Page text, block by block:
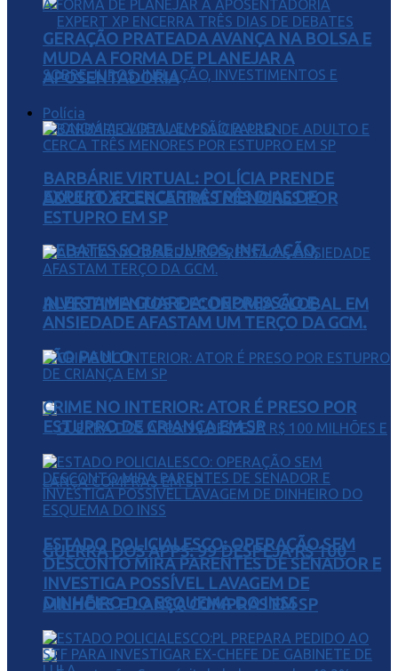
EXPERT XP ENCERRA TRÊS DIAS DE
DEBATES SOBRE JUROS, INFLAÇÃO,
INVESTIMENTOS E ECONOMIA GLOBAL EM
SÃO PAULO
GUERRA DOS APPS: 99 DESPEJA R$ 100
MILHÕES E LANÇA COMPRAS EM SP
GERAÇÃO PRATEADA AVANÇA NA BOLSA E
MUDA A FORMA DE PLANEJAR A
APOSENTADORIA
Polícia
BARBÁRIE VIRTUAL: POLÍCIA PRENDE
ADULTO E CERCA TRÊS MENORES POR
ESTUPRO EM SP
ALERTA NA GUARDA: DEPRESSÃO E
ANSIEDADE AFASTAM UM TERÇO DA GCM.
CRIME NO INTERIOR: ATOR É PRESO POR
ESTUPRO DE CRIANÇA EM SP
ESTADO POLICIALESCO: OPERAÇÃO SEM
DESCONTO MIRA PARENTES DE SENADOR E
INVESTIGA POSSÍVEL LAVAGEM DE
DINHEIRO DO ESQUEMA DO INSS